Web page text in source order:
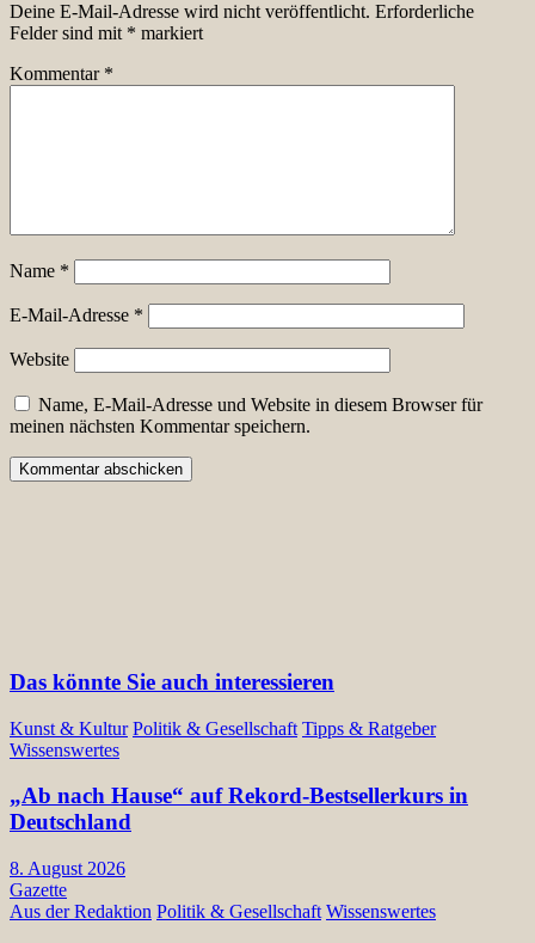
Deine E-Mail-Adresse wird nicht veröffentlicht. Erforderliche
Felder sind mit * markiert
Kommentar *
Name *
E-Mail-Adresse *
Website
Name, E-Mail-Adresse und Website in diesem Browser für
meinen nächsten Kommentar speichern.
Das könnte Sie auch interessieren
Kunst & Kultur Politik & Gesellschaft Tipps & Ratgeber
Wissenswertes
„Ab nach Hause“ auf Rekord-Bestsellerkurs in
Deutschland
8. August 2026
Gazette
Aus der Redaktion Politik & Gesellschaft Wissenswertes